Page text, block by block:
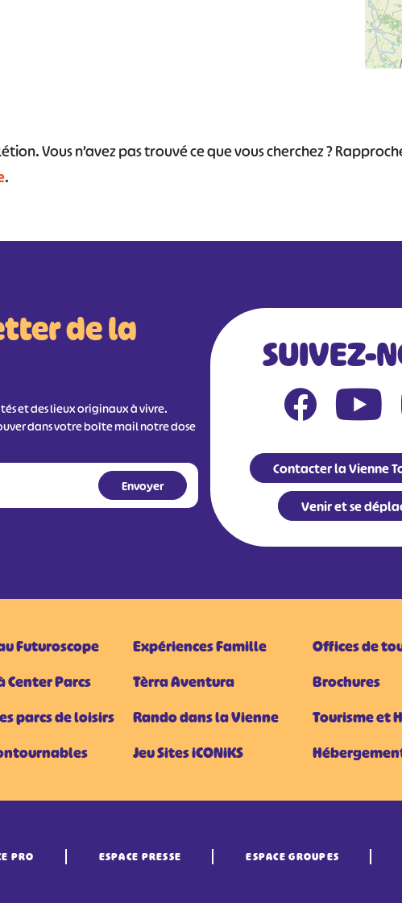
Vous n’avez pas trouvé ce que vous cherchez ?
.
de la
et des lieux originaux à vivre.
dans votre boîte mail notre dose
SUIVEZ-
Contacter la Vienne
Venir et se
Futuroscope
Center Parcs
parcs de loisirs
Expériences Famille
Tèrra Aventura
Rando dans la Vienne
Jeu Sites iCONiKS
Offices de
Brochures
Tourisme et
PRO ESPACE PRESSE ESPACE GROUPES